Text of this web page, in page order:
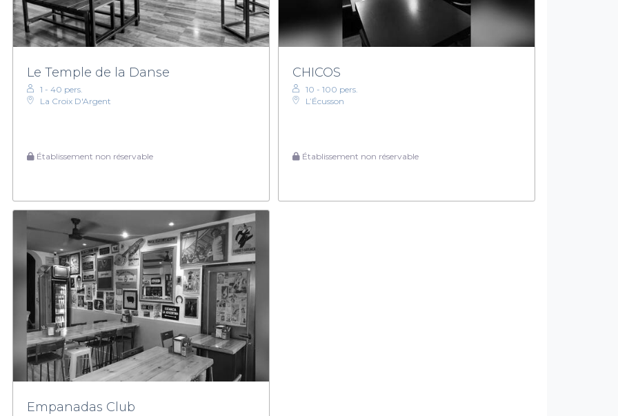
Le Temple de la Danse
1 - 40 pers.
La Croix D'Argent
Établissement non réservable
CHICOS
10 - 100 pers.
L’Écusson
Établissement non réservable
Empanadas Club